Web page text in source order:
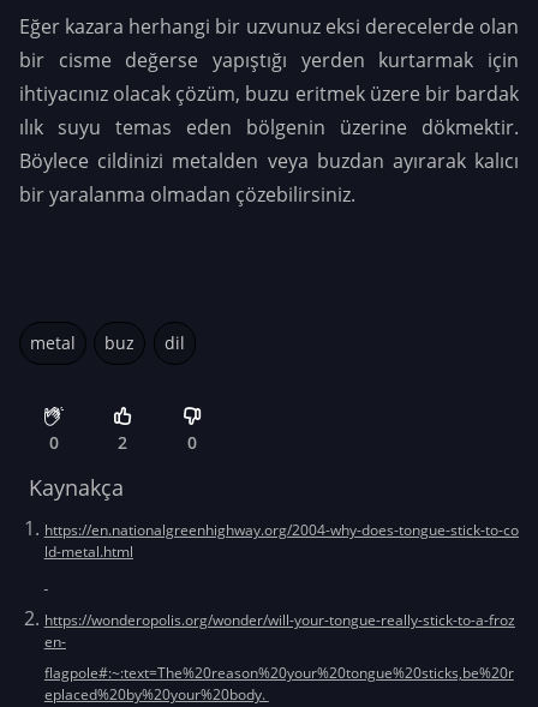
Eğer kazara herhangi bir uzvunuz eksi derecelerde olan
bir cisme değerse yapıştığı yerden kurtarmak için
ihtiyacınız olacak çözüm, buzu eritmek üzere bir bardak
ılık suyu temas eden bölgenin üzerine dökmektir.
Böylece cildinizi metalden veya buzdan ayırarak kalıcı
bir yaralanma olmadan çözebilirsiniz.
metal buz dil
0 2 0
Kaynakça
https://en.nationalgreenhighway.org/2004-why-does-tongue-stick-to-co
ld-metal.html
https://wonderopolis.org/wonder/will-your-tongue-really-stick-to-a-froz
en-
flagpole#:~:text=The%20reason%20your%20tongue%20sticks,be%20r
eplaced%20by%20your%20body.